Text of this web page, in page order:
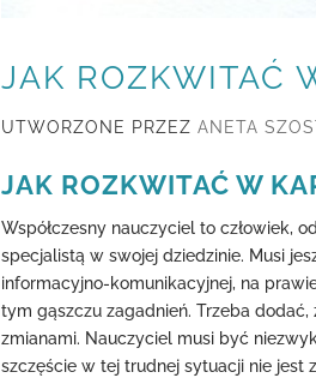
JAK ROZKWITAĆ
UTWORZONE PRZEZANETA
JAK ROZKWITAĆ W
Współczesny nauczyciel to człowiek,
specjalistą w swojej dziedzinie. Musi
informacyjno-komunikacyjnej, na
tym gąszczu zagadnień. Trzeba
zmianami. Nauczyciel musi być
szczęście w tej trudnej sytuacji nie jest